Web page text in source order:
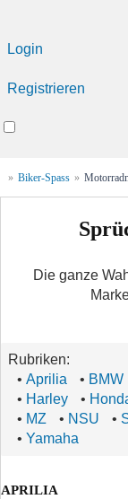
Login
Registrieren
» Biker-Spass »
Die ganze
Rubriken:
• Aprilia • BMW
• Harley •
• MZ • NSU •
• Yamaha
APRILIA